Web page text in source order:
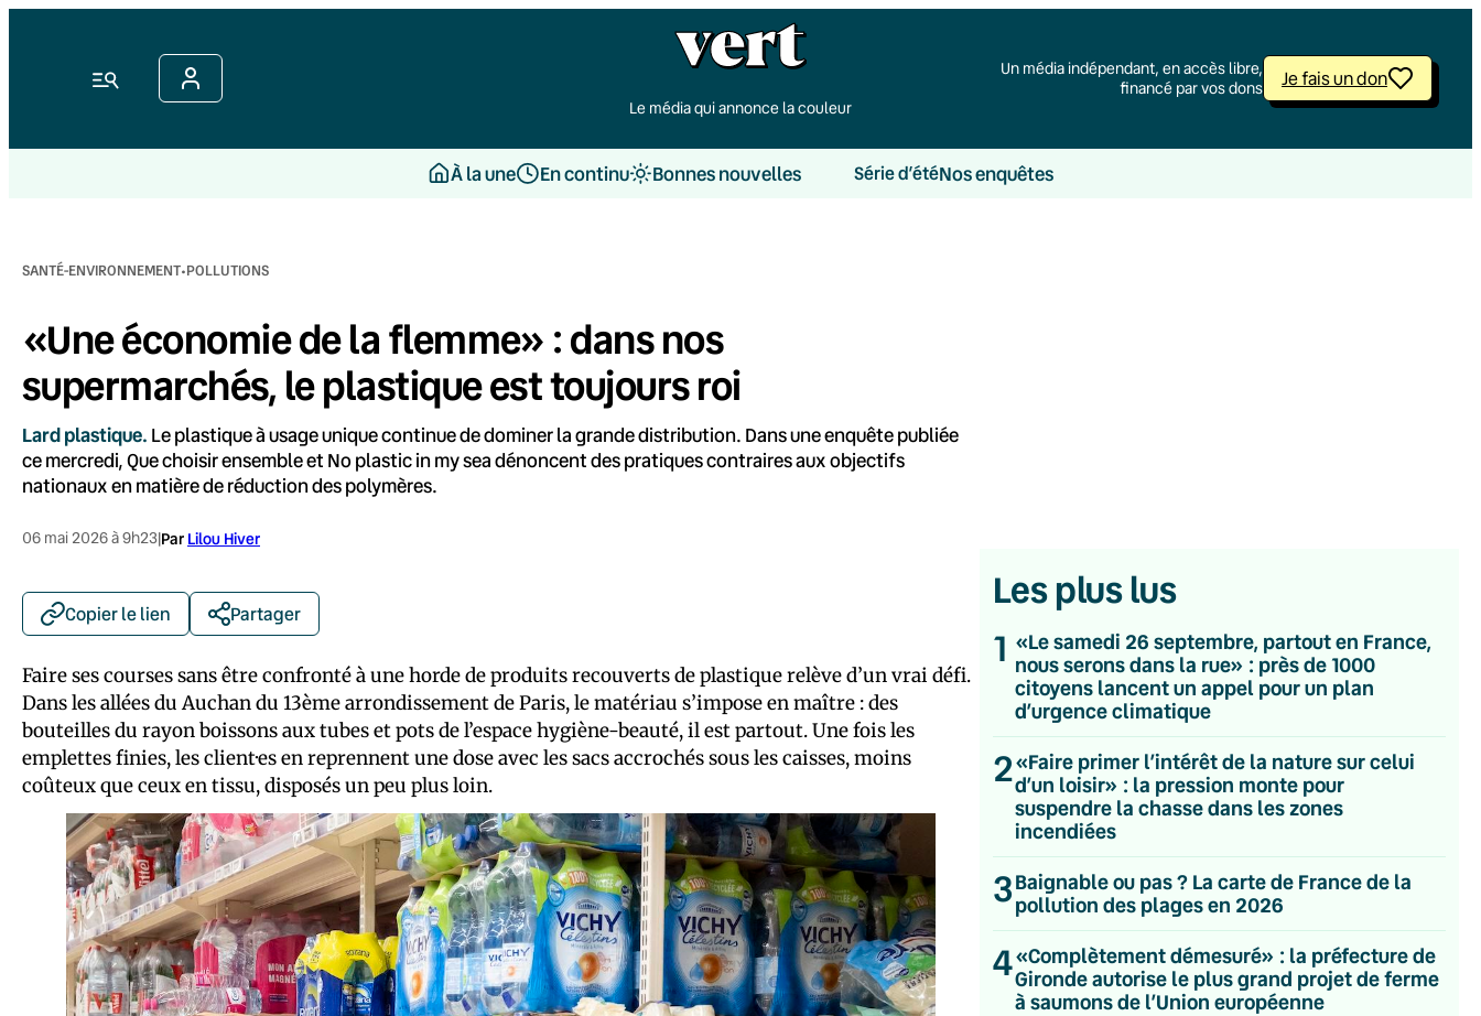
Menu
Le média qui annonce la couleur
Un média indépendant, en accès libre,
financé par vos dons
Je fais un don
À la une En continu Bonnes nouvelles Série d’étéNos enquêtes
SANTÉ-ENVIRONNEMENT·POLLUTIONS
«Une économie de la flemme» : dans nos
supermarchés, le plastique est toujours roi
Lard plastique. Le plastique à usage unique continue de dominer la grande distribution. Dans une enquête publiée
ce mercredi, Que choisir ensemble et No plastic in my sea dénoncent des pratiques contraires aux objectifs
nationaux en matière de réduction des polymères.
06 mai 2026 à 9h23|Par Lilou Hiver
Copier le lien Partager
Faire ses courses sans être confronté à une horde de produits recouverts de plastique relève d’un vrai défi.
Dans les allées du Auchan du 13ème arrondissement de Paris, le matériau s’impose en maître : des
bouteilles du rayon boissons aux tubes et pots de l’espace hygiène-beauté, il est partout. Une fois les
emplettes finies, les client·es en reprennent une dose avec les sacs accrochés sous les caisses, moins
coûteux que ceux en tissu, disposés un peu plus loin.
Les plus lus
1 «Le samedi 26 septembre, partout en France,
nous serons dans la rue» : près de 1000
citoyens lancent un appel pour un plan
d’urgence climatique
2«Faire primer l’intérêt de la nature sur celui
d’un loisir» : la pression monte pour
suspendre la chasse dans les zones
incendiées
3Baignable ou pas ? La carte de France de la
pollution des plages en 2026
4«Complètement démesuré» : la préfecture de
Gironde autorise le plus grand projet de ferme
à saumons de l’Union européenne
💌 Inscrivez-vous à nos newsletters
Quotidienne
Du lundi au vendredi
Hebdomadaire
Le samedi